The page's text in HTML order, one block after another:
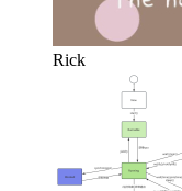
Rick